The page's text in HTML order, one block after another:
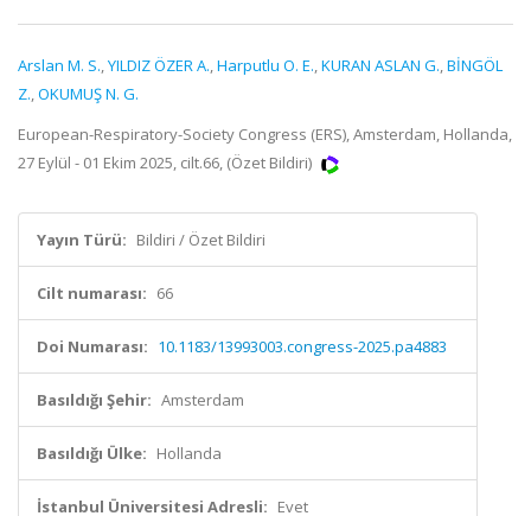
Arslan M. S.,YILDIZ ÖZER A.,Harputlu O. E.,KURAN ASLAN G.,BİNGÖL
Z.,OKUMUŞ N. G.
European-Respiratory-Society Congress (ERS), Amsterdam, Hollanda,
27 Eylül - 01 Ekim 2025, cilt.66, (Özet Bildiri)
Yayın Türü: Bildiri / Özet Bildiri
Cilt numarası: 66
Doi Numarası: 10.1183/13993003.congress-2025.pa4883
Basıldığı Şehir: Amsterdam
Basıldığı Ülke: Hollanda
İstanbul Üniversitesi Adresli: Evet